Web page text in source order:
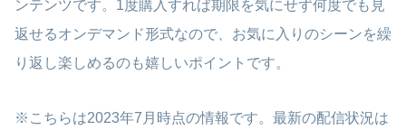
ンテンツです。1度購入すれば期限を気にせず何度でも見
返せるオンデマンド形式なので、お気に入りのシーンを繰
り返し楽しめるのも嬉しいポイントです。
※こちらは2023年7月時点の情報です。最新の配信状況は